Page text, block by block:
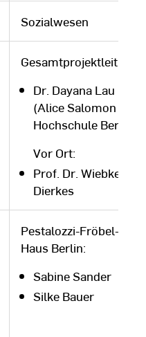
Sozialwesen
Gesamtprojektleitung:
Dr. Dayana Lau
(Alice Salomon
Hochschule Berlin)
Vor Ort:
Prof. Dr. Wiebke
Dierkes
Pestalozzi-Fröbel-
Haus Berlin:
Sabine Sander
Silke Bauer